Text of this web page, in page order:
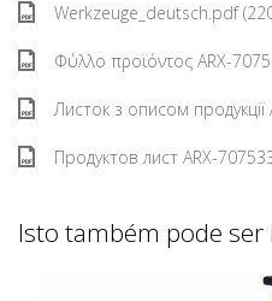
Werkzeuge_deutsch.pdf
Φύλλο προϊόντος ARX-
Листок з описом
Продуктов лист ARX-
Isto também pode